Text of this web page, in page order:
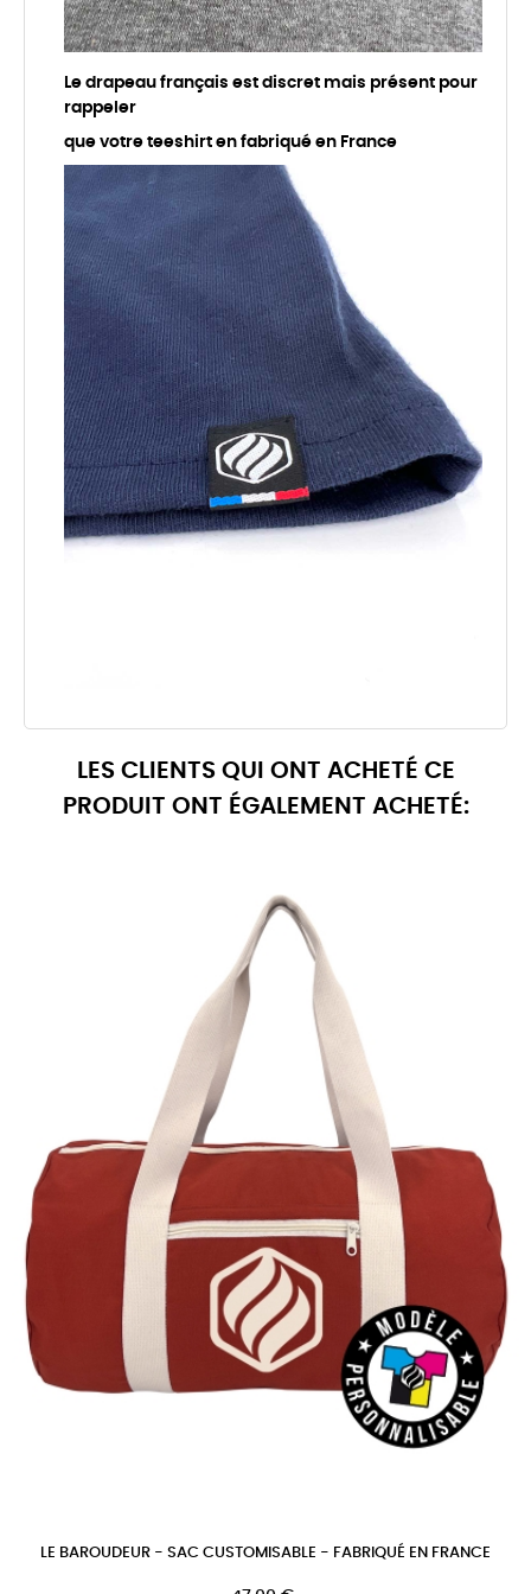
Le drapeau français est discret mais présent pour
rappeler
que votre teeshirt en fabriqué en France
LES CLIENTS QUI ONT ACHETÉ CE
PRODUIT ONT ÉGALEMENT ACHETÉ:
LE BAROUDEUR - SAC CUSTOMISABLE - FABRIQUÉ EN FRANCE